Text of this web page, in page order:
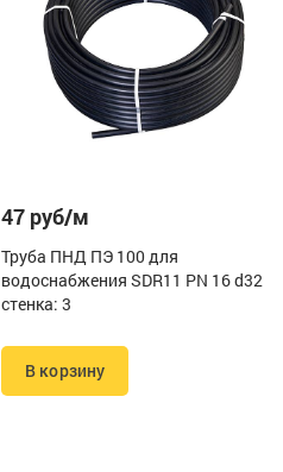
47 руб/м
Труба ПНД ПЭ 100 для
водоснабжения SDR11 PN 16 d32
стенка: 3
В корзину